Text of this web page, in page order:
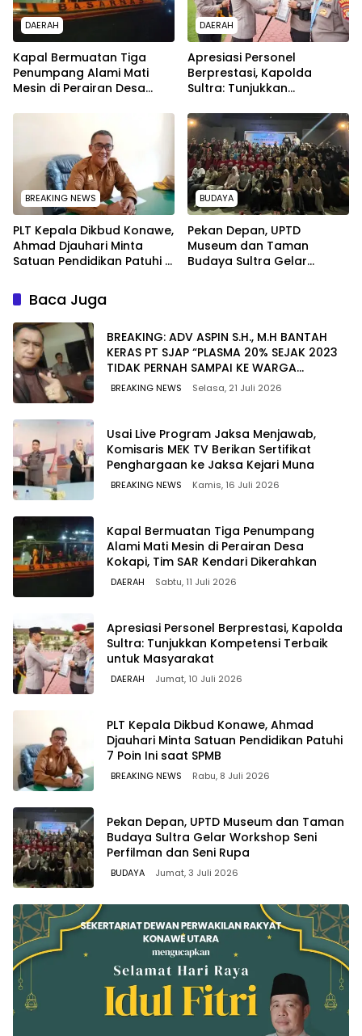
DAERAH
Kapal Bermuatan Tiga
Penumpang Alami Mati
Mesin di Perairan Desa
Dikerahkan
DAERAH
Apresiasi Personel
Berprestasi, Kapolda
Sultra: Tunjukkan
Masyarakat
BREAKING NEWS
PLT Kepala Dikbud Konawe,
Ahmad Djauhari Minta
Satuan Pendidikan Patuhi 7
BUDAYA
Pekan Depan, UPTD
Museum dan Taman
Budaya Sultra Gelar
Baca Juga
BREAKING: ADV ASPIN S.H., M.H BANTAH
KERAS PT SJAP “PLASMA 20% SEJAK 2023
TIDAK PERNAH SAMPAI KE WARGA
WAWOONE!
BREAKING NEWS Selasa, 21 Juli 2026
Usai Live Program Jaksa Menjawab,
Komisaris MEK TV Berikan Sertifikat
Penghargaan ke Jaksa Kejari Muna
BREAKING NEWS Kamis, 16 Juli 2026
Kapal Bermuatan Tiga Penumpang
Alami Mati Mesin di Perairan Desa
Kokapi, Tim SAR Kendari Dikerahkan
DAERAH Sabtu, 11 Juli 2026
Apresiasi Personel Berprestasi, Kapolda
Sultra: Tunjukkan Kompetensi Terbaik
untuk Masyarakat
DAERAH Jumat, 10 Juli 2026
PLT Kepala Dikbud Konawe, Ahmad
Djauhari Minta Satuan Pendidikan Patuhi
7 Poin Ini saat SPMB
BREAKING NEWS Rabu, 8 Juli 2026
Pekan Depan, UPTD Museum dan Taman
Budaya Sultra Gelar Workshop Seni
Perfilman dan Seni Rupa
BUDAYA Jumat, 3 Juli 2026